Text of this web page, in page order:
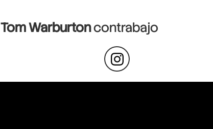
Tom Warburtoncontrabajo